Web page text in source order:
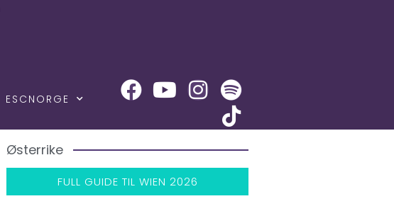
ESCNORGE
Østerrike
FULL GUIDE TIL WIEN 2026